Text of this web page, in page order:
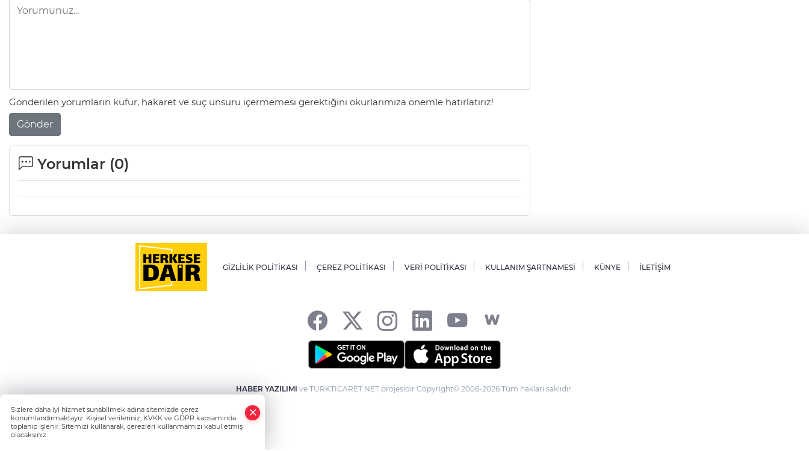
Gönderilen yorumların küfür, hakaret ve suç unsuru içermemesi gerektiğini okurlarımıza önemle hatırlatırız!
Gönder
Yorumlar (0)
GİZLİLİK POLİTİKASI ÇEREZ POLİTİKASI VERİ POLİTİKASI KULLANIM ŞARTNAMESİ KÜNYE İLETİŞİM
HABER YAZILIMI ve TURKTICARET.NET projesidir Copyright© 2006-2026 Tüm hakları saklıdır.
Sizlere daha iyi hizmet sunabilmek adına sitemizde çerez
konumlandırmaktayız. Kişisel verileriniz, KVKK ve GDPR kapsamında
toplanıp işlenir. Sitemizi kullanarak, çerezleri kullanmamızı kabul etmiş
olacaksınız.